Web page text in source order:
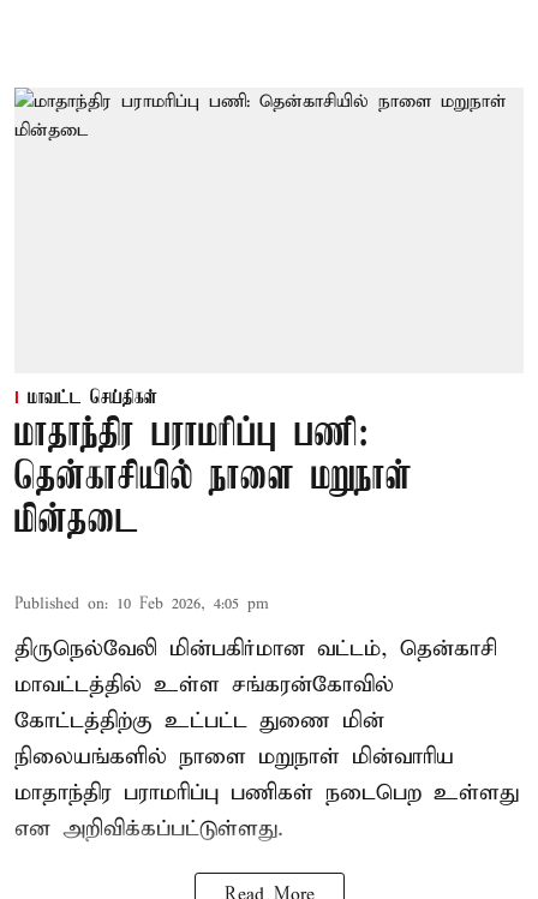
மாவட்ட செய்திகள்
மாதாந்திர பராமரிப்பு பணி:
தென்காசியில் நாளை மறுநாள்
மின்தடை
Published on: 10 Feb 2026, 4:05 pm
திருநெல்வேலி மின்பகிர்மான வட்டம், தென்காசி
மாவட்டத்தில் உள்ள சங்கரன்கோவில்
கோட்டத்திற்கு உட்பட்ட துணை மின்
நிலையங்களில் நாளை மறுநாள் மின்வாரிய
மாதாந்திர பராமரிப்பு பணிகள் நடைபெற உள்ளது
என அறிவிக்கப்பட்டுள்ளது.